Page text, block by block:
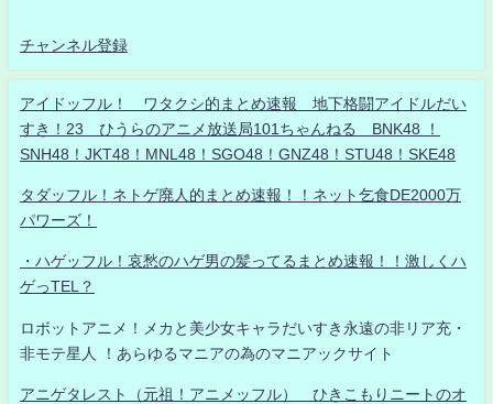
チャンネル登録
アイドッフル！ ワタクシ的まとめ速報 地下格闘アイドルだい
すき！23 ひうらのアニメ放送局101ちゃんねる BNK48 ！
SNH48！JKT48！MNL48！SGO48！GNZ48！STU48！SKE48
タダッフル！ネトゲ廃人的まとめ速報！！ネット乞食DE2000万
パワーズ！
・ハゲッフル！哀愁のハゲ男の髪ってるまとめ速報！！激しくハ
ゲっTEL？
ロボットアニメ！メカと美少女キャラだいすき永遠の非リア充・
非モテ星人 ！あらゆるマニアの為のマニアックサイト
アニゲタレスト（元祖！アニメッフル） ひきこもりニートのオ